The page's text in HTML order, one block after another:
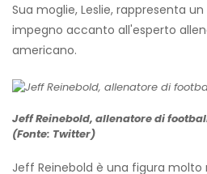
Sua moglie, Leslie, rappresenta
impegno accanto all'esperto
americano.
Jeff Reinebold, allenatore di
(Fonte: Twitter)
Jeff Reinebold è una figura